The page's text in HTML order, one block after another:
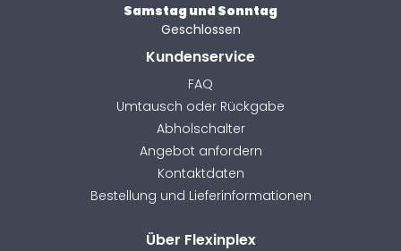
Samstag und Sonntag
Geschlossen
Kundenservice
FAQ
Umtausch oder Rückgabe
Abholschalter
Angebot anfordern
Kontaktdaten
Bestellung und Lieferinformationen
Über Flexinplex